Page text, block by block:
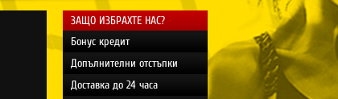
ЗАЩО ИЗБРАХТЕ НАС?
Бонус кредит
Допълнителни отстъпки
Доставка до 24 часа